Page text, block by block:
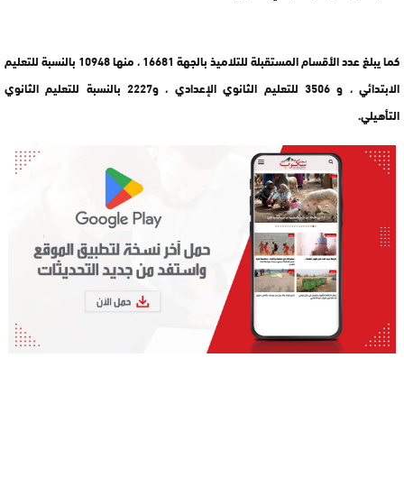
كما يبلغ عدد الأقسام المستقبلة للتلاميذ بالجهة 16681 ، منها 10948 بالنسبة للتعليم
الابتدائي ، و 3506 للتعليم الثانوي الإعدادي ، و2227 بالنسبة للتعليم الثانوي
التأهيلي.